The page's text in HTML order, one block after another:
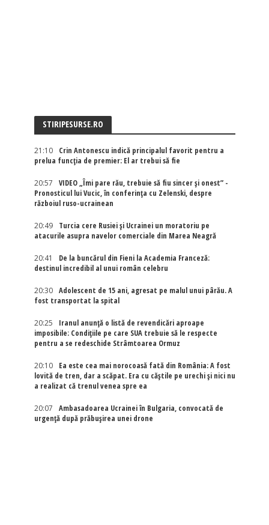
STIRIPESURSE.RO
21:10
Crin Antonescu indică principalul favorit pentru a
prelua funcția de premier: El ar trebui să fie
20:57
VIDEO „Îmi pare rău, trebuie să fiu sincer și onest” -
Pronosticul lui Vucic, în conferința cu Zelenski, despre
războiul ruso-ucrainean
20:49
Turcia cere Rusiei și Ucrainei un moratoriu pe
atacurile asupra navelor comerciale din Marea Neagră
20:41
De la buncărul din Fieni la Academia Franceză:
destinul incredibil al unui român celebru
20:30
Adolescent de 15 ani, agresat pe malul unui pârău. A
fost transportat la spital
20:25
Iranul anunță o listă de revendicări aproape
imposibile: Condițiile pe care SUA trebuie să le respecte
pentru a se redeschide Strâmtoarea Ormuz
20:10
Ea este cea mai norocoasă fată din România: A fost
lovită de tren, dar a scăpat. Era cu căștile pe urechi și nici nu
a realizat că trenul venea spre ea
20:07
Ambasadoarea Ucrainei în Bulgaria, convocată de
urgență după prăbușirea unei drone